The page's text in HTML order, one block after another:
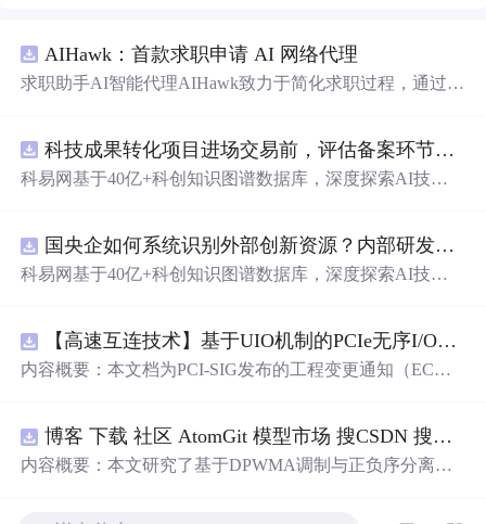
AIHawk：首款求职申请 AI 网络代理
求职助手AI智能代理AIHawk致力于简化求职过程，通过自
科技成果转化项目进场交易前，评估备案环节需要准备哪些材料？.docx
科易网基于40亿+科创知识图谱数据库，深度探索AI技术
新领域的AI+数智化解决方案，推动科技创新与产业创新
智能化发展。
国央企如何系统识别外部创新资源？内部研发体系完善，但对外部高校、中小科技企业技术能力缺乏动态认知。.docx
科易网基于40亿+科创知识图谱数据库，深度探索AI技术
新领域的AI+数智化解决方案，推动科技创新与产业创新
智能化发展。
【高速互连技术】基于UIO机制的PCIe无序I/O扩展：多路径架构下内存请求的高性能传输与排序控制方案设计
内容概要：本文档为PCI-SIG发布的工程变更通知（EC
规则对多路径拓扑和高性能IO系统的限制。UIO基于Flit模
式，定义了一套新的TLP（事务层包）类型和规则，允许
博客 下载 社区 AtomGit 模型市场 搜CSDN 搜索 AI 搜索 会员中心 创作中心 基于DPWMA调制与正负序分离的ANPC三电平并网逆变器前馈控制策略研究（Simulink仿真实现）
内容概要：本文研究了基于DPWMA调制与正负序分离的